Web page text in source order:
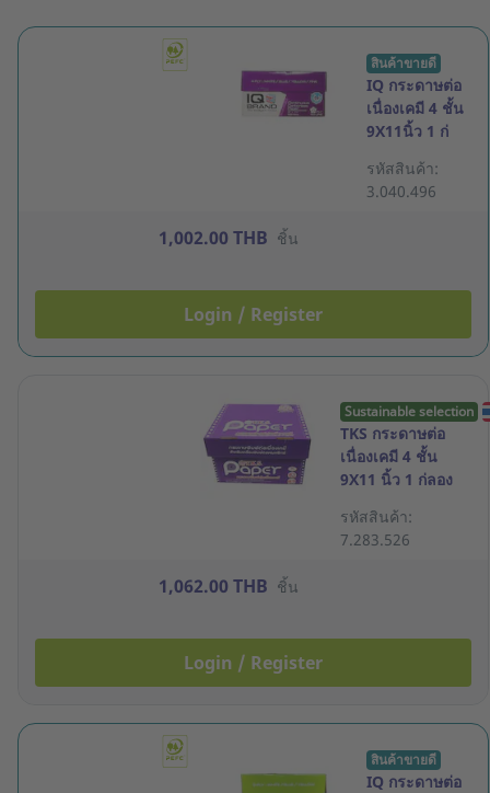
สินค้าขายดี
IQ กระดาษต่อ
เนื่องเคมี 4 ชั้น
9X11นิ้ว 1 ก่
รหัสสินค้า:
3.040.496
1,002.00 THB ชิ้น
Login / Register
Sustainable selection
TKS กระดาษต่อ
เนื่องเคมี 4 ชั้น
9X11 นิ้ว 1 ก่ลอง
รหัสสินค้า:
7.283.526
1,062.00 THB ชิ้น
Login / Register
สินค้าขายดี
IQ กระดาษต่อ